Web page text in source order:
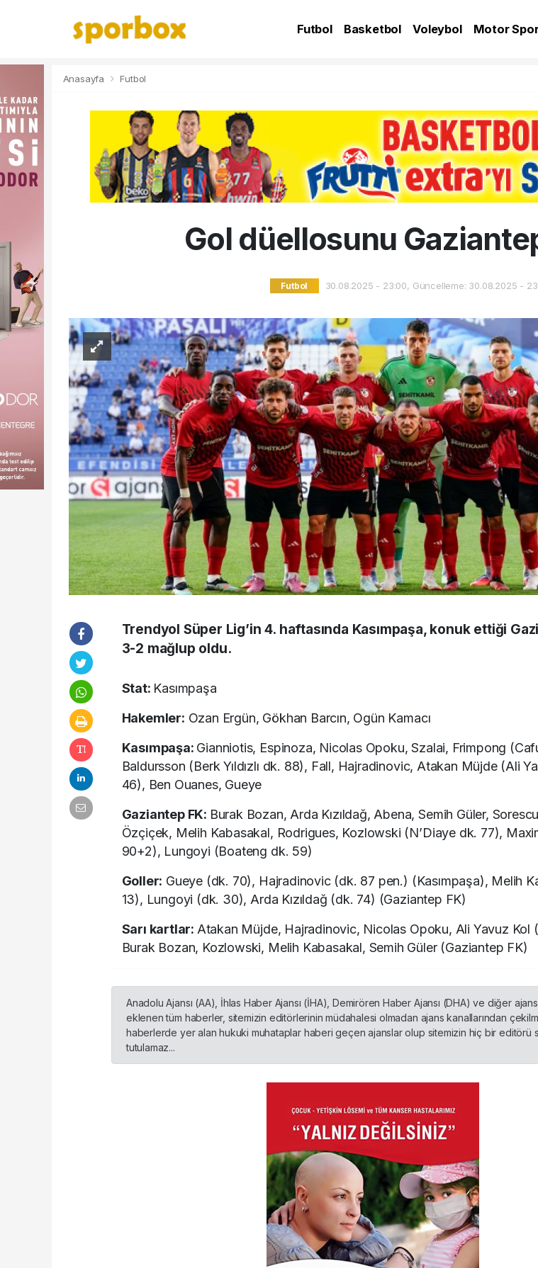
Futbol Basketbol Voleybol Motor
Anasayfa Futbol
Gol düellosunu
Futbol 30.08.2025 - 23:00, Güncelleme: 30.08.2025 -
Trendyol Süper Lig’in 4. haftasında Kasımpaşa, konuk ettiği
3-2 mağlup oldu.
Stat: Kasımpaşa
Hakemler: Ozan Ergün, Gökhan Barcın, Ogün Kamacı
Kasımpaşa: Gianniotis, Espinoza, Nicolas Opoku, Szalai, Frimpong
Baldursson (Berk Yıldızlı dk. 88), Fall, Hajradinovic, Atakan Müjde (Ali
46), Ben Ouanes, Gueye
Gaziantep FK: Burak Bozan, Arda Kızıldağ, Abena, Semih Güler,
Özçiçek, Melih Kabasakal, Rodrigues, Kozlowski (N’Diaye dk. 77),
90+2), Lungoyi (Boateng dk. 59)
Goller: Gueye (dk. 70), Hajradinovic (dk. 87 pen.) (Kasımpaşa), Melih
13), Lungoyi (dk. 30), Arda Kızıldağ (dk. 74) (Gaziantep FK)
Sarı kartlar: Atakan Müjde, Hajradinovic, Nicolas Opoku, Ali Yavuz Kol
Burak Bozan, Kozlowski, Melih Kabasakal, Semih Güler (Gaziantep FK)
Anadolu Ajansı (AA), İhlas Haber Ajansı (İHA), Demirören Haber Ajansı (DHA) ve diğer
eklenen tüm haberler, sitemizin editörlerinin müdahalesi olmadan ajans kanallarından
haberlerde yer alan hukuki muhataplar haberi geçen ajanslar olup sitemizin hiç bir editörü
tutulamaz...